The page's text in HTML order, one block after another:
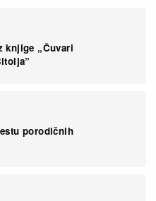
knjige „Čuvari
porodičnih